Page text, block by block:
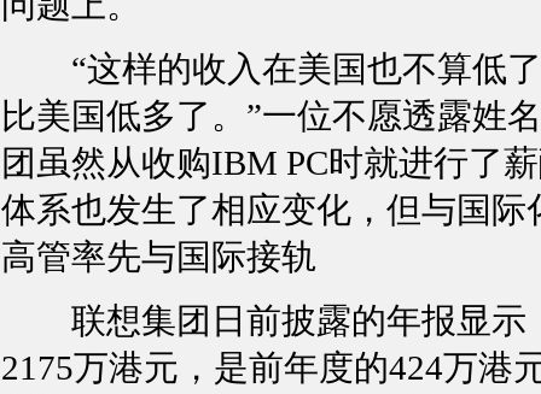
“这样的收入在美国也不算低了
比美国低多了。”一位不愿透露姓
团虽然从收购IBM PC时就进行了
体系也发生了相应变化，但与国
高管率先与国际接轨
联想集团日前披露的年报显示
2175万港元，是前年度的424万港